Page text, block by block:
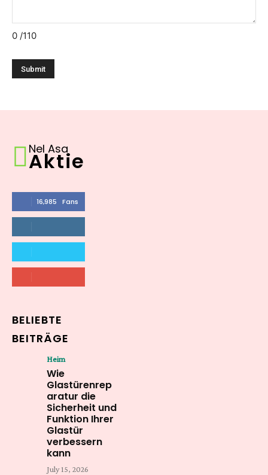
0 /110
Nel Asa
Aktie
16,985 Fans
564,865 Followers
FOLLOW
2,458 Followers
FOLLOW
61,453 Subscribers
BELIEBTE
BEITRÄGE
Heim
Wie
Glastürenrep
aratur die
Sicherheit und
Funktion Ihrer
Glastür
verbessern
kann
July 15, 2026